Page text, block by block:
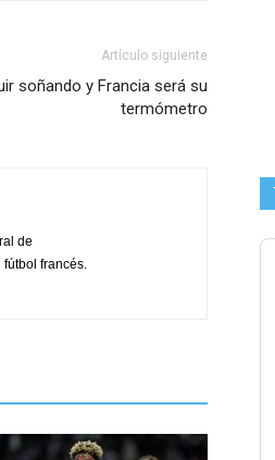
Artículo siguiente
soñando y Francia será su
termómetro
de
fútbol francés.